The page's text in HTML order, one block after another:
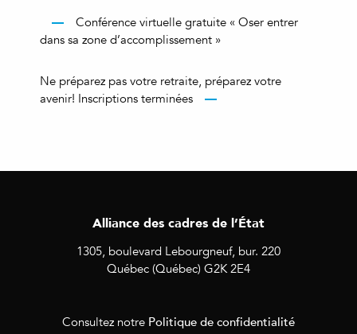
Conférence virtuelle gratuite « Oser entrer
dans sa zone d’accomplissement »
Ne préparez pas votre retraite, préparez votre
avenir! Inscriptions terminées
Alliance des cadres de l’État
1305, boulevard Lebourgneuf, bur. 220
Québec (Québec) G2K 2E4
Consultez notre Politique de confidentialité